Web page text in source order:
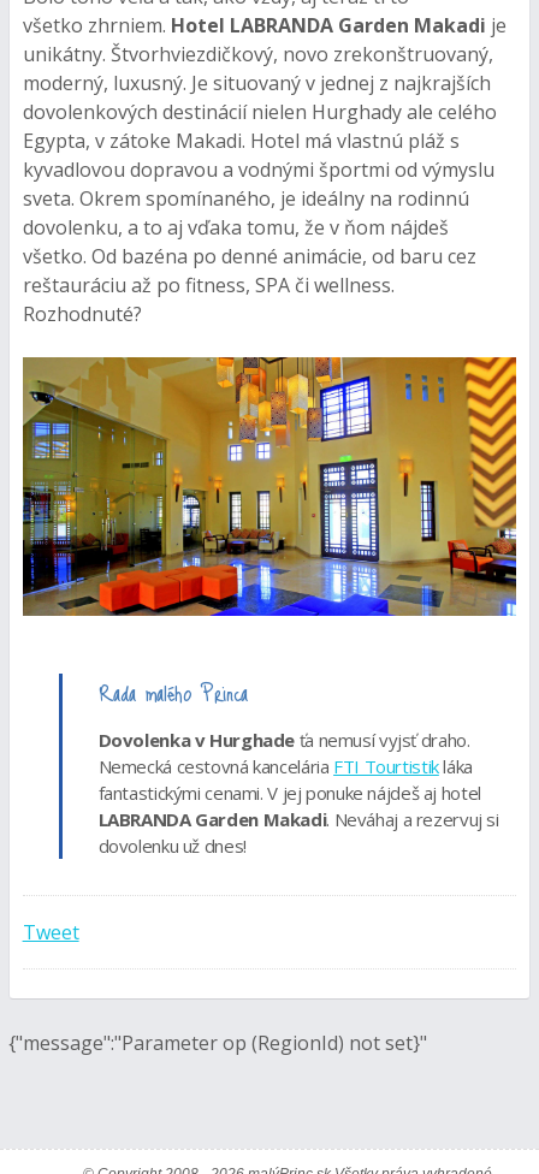
všetko zhrniem. Hotel LABRANDA Garden Makadi je
unikátny. Štvorhviezdičkový, novo zrekonštruovaný,
moderný, luxusný. Je situovaný v jednej z najkrajších
dovolenkových destinácií nielen Hurghady ale celého
Egypta, v zátoke Makadi. Hotel má vlastnú pláž s
kyvadlovou dopravou a vodnými športmi od výmyslu
sveta. Okrem spomínaného, je ideálny na rodinnú
dovolenku, a to aj vďaka tomu, že v ňom nájdeš
všetko. Od bazéna po denné animácie, od baru cez
reštauráciu až po fitness, SPA či wellness.
Rozhodnuté?
Rada malého Princa
Dovolenka v Hurghade ťa nemusí vyjsť draho.
Nemecká cestovná kancelária FTI Tourtistikláka
fantastickými cenami. V jej ponuke nájdeš aj hotel
LABRANDA Garden Makadi. Neváhaj a rezervuj si
dovolenku už dnes!
Tweet
{"message":"Parameter op (RegionId) not set}"